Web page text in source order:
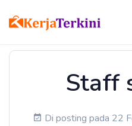
Staff
Di posting pada 22